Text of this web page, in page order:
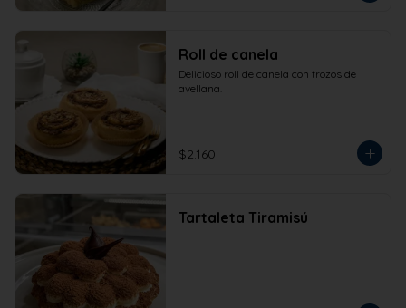
Roll de canela
Delicioso roll de canela con trozos de
avellana.
$2.160
Tartaleta Tiramisú